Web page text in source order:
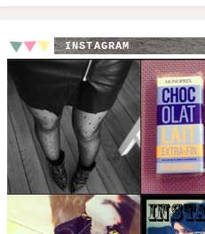
INSTAGRAM